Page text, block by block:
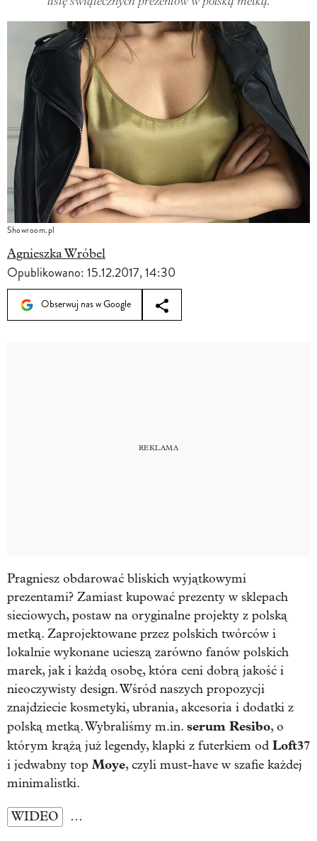
Showroom.pl
Agnieszka Wróbel
Opublikowano:15.12.2017, 14:30
Obserwuj nas w Google
Pragniesz obdarować bliskich wyjątkowymi
prezentami? Zamiast kupować prezenty w sklepach
sieciowych, postaw na oryginalne projekty z polską
metką. Zaprojektowane przez polskich twórców i
lokalnie wykonane ucieszą zarówno fanów polskich
marek, jak i każdą osobę, która ceni dobrą jakość i
nieoczywisty design. Wśród naszych propozycji
znajdziecie kosmetyki, ubrania, akcesoria i dodatki z
polską metką. Wybraliśmy m.in. serum Resibo, o
którym krążą już legendy, klapki z futerkiem od Loft37
i jedwabny top Moye, czyli must-have w szafie każdej
minimalistki.
WIDEO …